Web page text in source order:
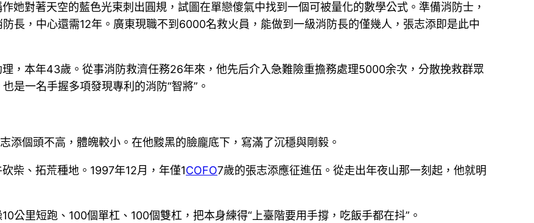
她對著天空的藍色光束刺出圓規，試圖在單戀傻氣中找到一個可被量化的數學公式。準備消防士，
長，中心還需12年。廣東現職不到6000名救火員，能做到一級消防長的僅幾人，張志添即是此中
，本年43歲。從事消防救濟任務26年來，他先后介入急難險重擔務處理5000余次，分散挽救群眾
是一名手握多項發現專利的消防“智將”。
添個頭不高，體魄較小。在他黢黑的臉龐底下，寫滿了沉穩與剛毅。
柴、拓荒種地。1997年12月，年僅1COFO7歲的張志添應征進伍。從走出年夜山那一刻起，他就明
公里短跑、100個單杠、100個雙杠，把本身練得“上臺階要用手撐，吃飯手都在抖”。